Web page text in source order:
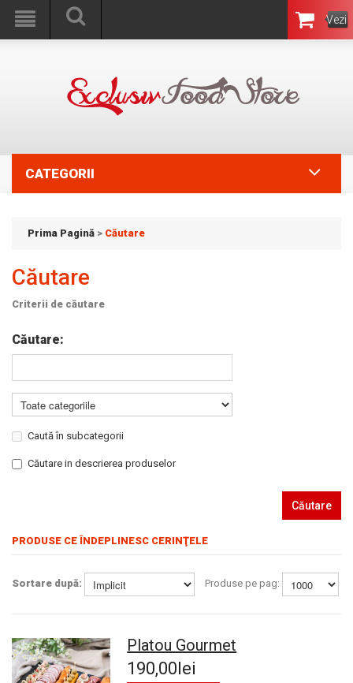
Vezi
Coşul
CATEGORII
Prima Pagină > Căutare
Căutare
Criterii de căutare
Căutare:
Caută în subcategorii
Căutare in descrierea produselor
Căutare
PRODUSE CE ÎNDEPLINESC CERINŢELE
Sortare după: Produse pe pag:
Platou Gourmet
190,00lei